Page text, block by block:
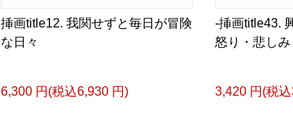
英語版: https://amzn.asia/d/gDGn5nK
<デザイン画集&グッズカタログ>
挿画title12. 我関せずと毎日が冒険
な日々
6,300 円(税込6,930 円)
-挿画title43.
怒り・悲し
3,420 円(税